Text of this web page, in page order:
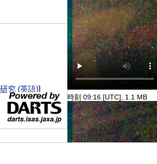
究 (英語)]
時刻 09:16 [UTC], 1.1 MB